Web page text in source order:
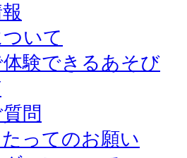
いて
験できるあそび
問
ってのお願い